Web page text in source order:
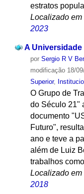
estratos
Localizado em
2023
A
por Sergio R V
modificação18/
Superior,
O Grupo de
do Século 21"
documento
Futuro",
ano e teve a
além de Luiz
trabalhos
Localizado em
2018